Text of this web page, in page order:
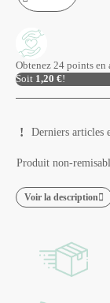
Obtenez 24 points en
Soit 1,20 €!
Derniers articles
Produit non-
Voir la description